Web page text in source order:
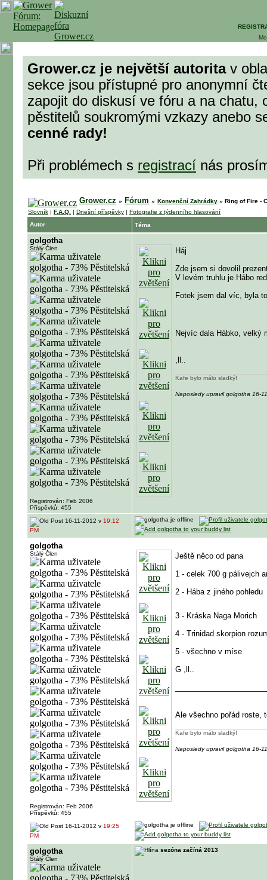
Grower.cz je největší autoritav
sekce jsou přístupné pro anonymní
zapojit do diskusí ve fóru a na
pěstitelů soukromými vzkazy anebo
cenné rady!
Při problémech s registrací nás
Grower.cz » Fórum » Konvenční Zahrádky » Ring of Fire -
Slovník | F.A.Q. | Dnešní příspěvky | Fotografie z týdenního hlasování
Autor
Téma
golgotha
Stálý Člen
Registrován: Feb 2006
Příspěvků: 455
Háj
Zde jsem si dovolil
V levém truhlu je Hábo
Fotek jsem dal víc, byla
Nejvíc dala Hábko, velký
,ll..
Kafe bylo málo sladký!
Naposledy upravil golgotha 16-
16-11-2012 v 19:12
PM
golgotha
Stálý Člen
Registrován: Feb 2006
Příspěvků: 455
Ještě něco od pana
1 - celek 700 g pálivejch
2 - Hába z jiného pohledu
3 - Kráska Naga Morich
4 - Trinidad skorpion
5 - všechno v míse
G ,ll..
Ale všechno pořád roste,
Kafe bylo málo sladký!
Naposledy upravil golgotha 16-
16-11-2012 v 19:25
PM
golgotha
Stálý Člen
sezóna začíná 2013